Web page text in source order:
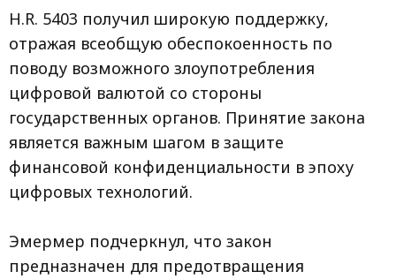
H.R. 5403 получил широкую поддержку,
отражая всеобщую обеспокоенность по
поводу возможного злоупотребления
цифровой валютой со стороны
государственных органов. Принятие закона
является важным шагом в защите
финансовой конфиденциальности в эпоху
цифровых технологий.
Эмермер подчеркнул, что закон
предназначен для предотвращения